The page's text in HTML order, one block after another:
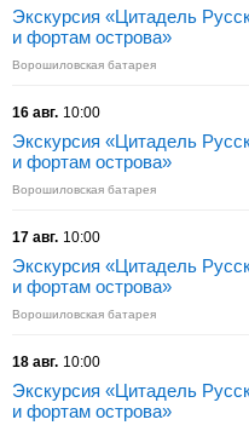
Экскурсия «Цитадель
и фортам острова»
Ворошиловская батарея
16 авг. 10:00
Экскурсия «Цитадель
и фортам острова»
Ворошиловская батарея
17 авг. 10:00
Экскурсия «Цитадель
и фортам острова»
Ворошиловская батарея
18 авг. 10:00
Экскурсия «Цитадель
и фортам острова»